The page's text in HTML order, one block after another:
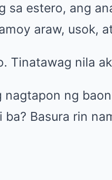
estero, ang
araw, usok,
Tinatawag nila
nagtapon ng
Basura rin